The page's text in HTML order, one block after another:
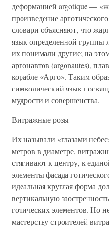
деформацией argotique —
произведение
словари объясняют, что
язык определенной
их понимали другие; на
аргонавтов (argonautes),
корабле «Арго». Таким
символический язык
мудрости и совершенства.
Витражные розы
Их называли «глазами
метров в диаметре,
стягивают к центру, к
элементы фасада
идеальная круглая форма
вертикальную
готических элементов. Но
мастерству строителей